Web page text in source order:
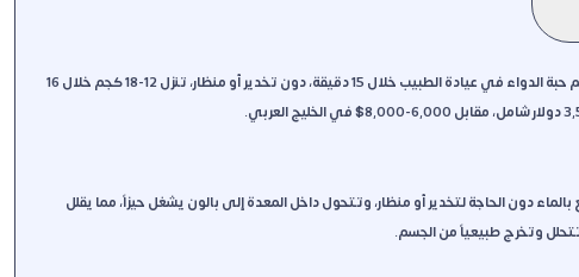
الكبسولة الذكية للتنحيف (Allurion Balloon) إجراء غير جراحي يتم ببلع كبسولة بحجم حبة الدواء في عيادة الطبيب خلال 15 دقيقة، دون تخدير أو منظار، تنزل 12-18 كجم خلال 16
دون الحاجة لتخدير أو منظار، وتتحول داخل المعدة إلى بالون يشغل حيزاً، مما يقلل